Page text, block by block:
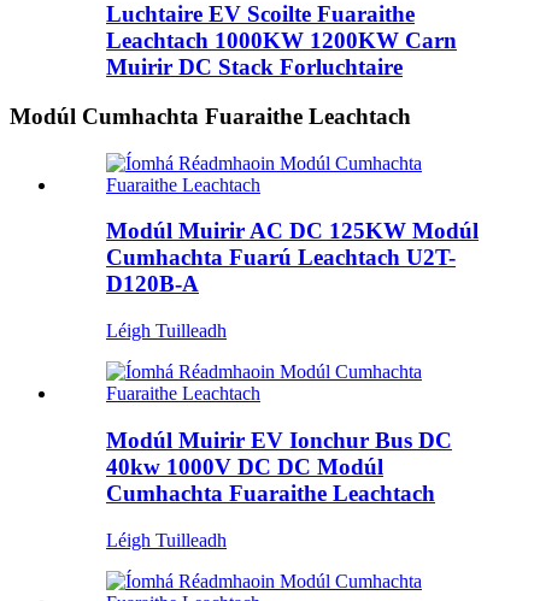
Luchtaire EV Scoilte Fuaraithe
Leachtach 1000KW 1200KW Carn
Muirir DC Stack Forluchtaire
Modúl Cumhachta Fuaraithe Leachtach
Modúl Muirir AC DC 125KW Modúl
Cumhachta Fuarú Leachtach U2T-
D120B-A
Léigh Tuilleadh
Modúl Muirir EV Ionchur Bus DC
40kw 1000V DC DC Modúl
Cumhachta Fuaraithe Leachtach
Léigh Tuilleadh